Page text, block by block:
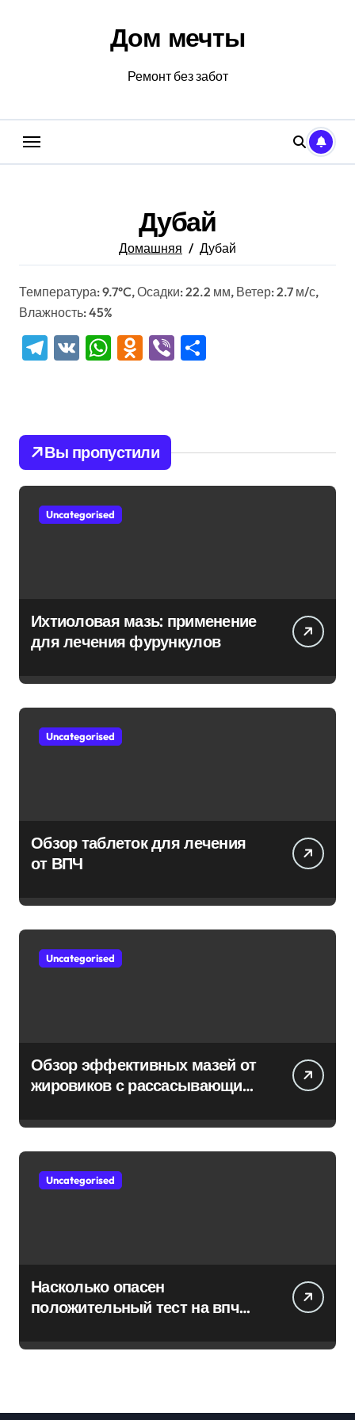
Дом мечты
Ремонт без забот
Дубай
Домашняя Дубай
Температура: 9.7°C, Осадки: 22.2 мм, Ветер: 2.7 м/с,
Влажность: 45%
Telegram
VK WhatsApp
Odnoklassniki
Viber
Вы пропустили
Uncategorised
Ихтиоловая мазь: применение
для лечения фурункулов
Uncategorised
Обзор таблеток для лечения
от ВПЧ
Uncategorised
Обзор эффективных мазей от
жировиков с рассасывающим
Uncategorised
Насколько опасен
положительный тест на впч